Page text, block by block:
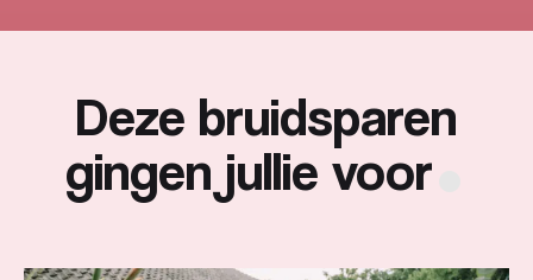
Deze bruidsparen
gingen jullie voor.